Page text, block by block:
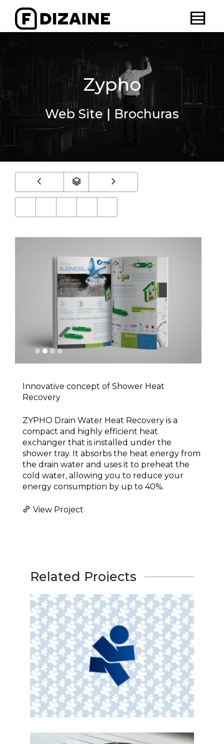
Zypho
Web Site | Brochuras
1 2 3
Innovative concept of Shower Heat
Recovery
ZYPHO Drain Water Heat Recovery is a
compact and highly efficient heat
exchanger that is installed under the
shower tray. It absorbs the heat energy from
the drain water and uses it to preheat the
cold water, allowing you to reduce your
energy consumption by up to 40%.
View Project
Related Projects